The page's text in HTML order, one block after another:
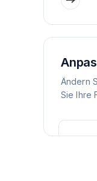
Ändern
Sie Ihre